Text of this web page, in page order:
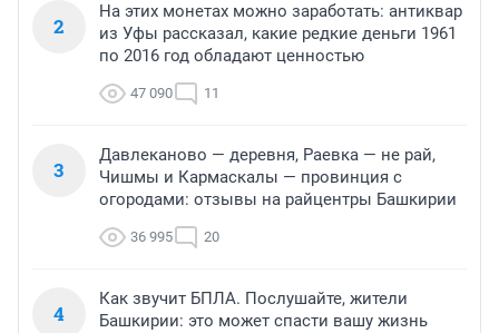
2
На этих монетах можно заработать: антиквар
из Уфы рассказал, какие редкие деньги 1961
по 2016 год обладают ценностью
47 090 11
3
Давлеканово — деревня, Раевка — не рай,
Чишмы и Кармаскалы — провинция с
огородами: отзывы на райцентры Башкирии
36 995 20
4
Как звучит БПЛА. Послушайте, жители
Башкирии: это может спасти вашу жизнь